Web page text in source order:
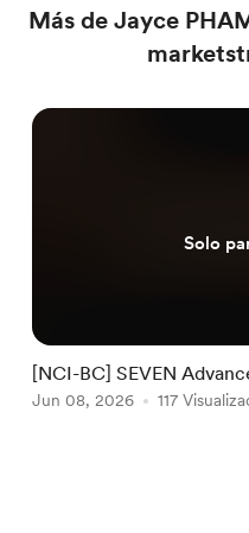
Más de Jayce
Solo
[NCI-BC] SEVEN
NCI #32
Jun 08, 2026 117